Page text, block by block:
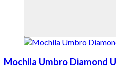
Mochila Umbro Diamond